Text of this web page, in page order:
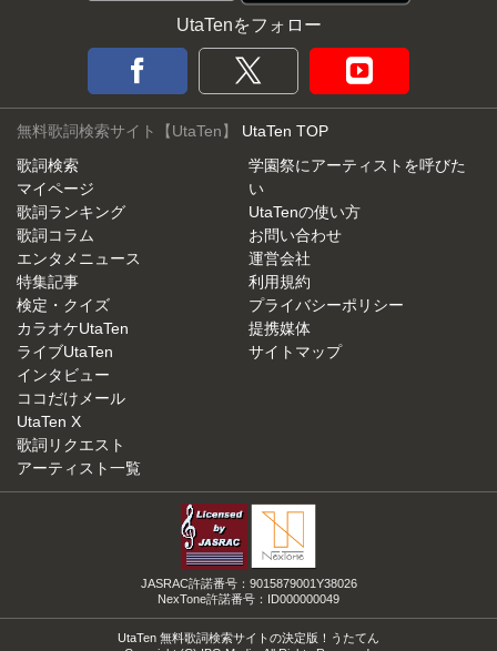
UtaTenをフォロー
無料歌詞検索サイト【UtaTen】 UtaTen TOP
歌詞検索
マイページ
歌詞ランキング
歌詞コラム
エンタメニュース
特集記事
検定・クイズ
カラオケUtaTen
ライブUtaTen
インタビュー
ココだけメール
UtaTen X
歌詞リクエスト
アーティスト一覧
学園祭にアーティストを呼びた
い
UtaTenの使い方
お問い合わせ
運営会社
利用規約
プライバシーポリシー
提携媒体
サイトマップ
JASRAC許諾番号：9015879001Y38026
NexTone許諾番号：ID000000049
UtaTen 無料歌詞検索サイトの決定版！うたてん